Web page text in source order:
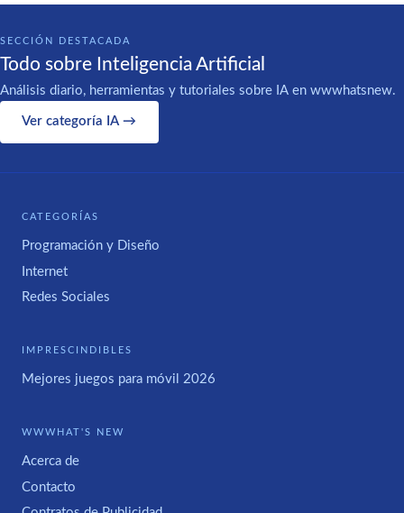
SECCIÓN DESTACADA
Todo sobre Inteligencia Artificial
Análisis diario, herramientas y tutoriales sobre IA en wwwhatsnew.
Ver categoría IA →
CATEGORÍAS
Programación y Diseño
Internet
Redes Sociales
IMPRESCINDIBLES
Mejores juegos para móvil 2026
WWWHAT'S NEW
Acerca de
Contacto